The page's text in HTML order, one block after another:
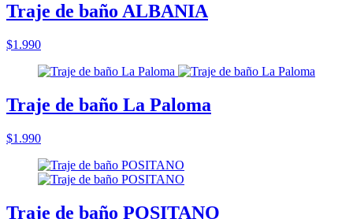
Traje de baño ALBANIA
$1.990
Traje de baño La Paloma
$1.990
Traje de baño POSITANO